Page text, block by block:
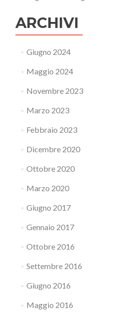
ARCHIVI
Giugno 2024
Maggio 2024
Novembre 2023
Marzo 2023
Febbraio 2023
Dicembre 2020
Ottobre 2020
Marzo 2020
Giugno 2017
Gennaio 2017
Ottobre 2016
Settembre 2016
Giugno 2016
Maggio 2016